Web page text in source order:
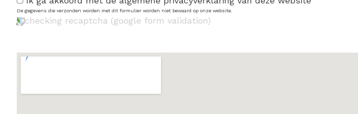
De gegevens die verzonden worden met dit formulier worden niet bewaard op onze website.
checking recaptcha (google form validation)